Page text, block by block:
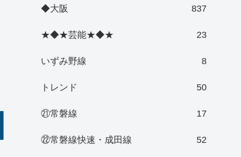
◆大阪 837
★◆★芸能★◆★ 23
いずみ野線 8
トレンド 50
㉑常磐線 17
㉒常磐線快速・成田線 52